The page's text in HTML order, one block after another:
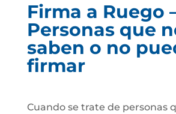
Firma a Ruego
Personas que
saben o no
firmar
Cuando se trate de personas